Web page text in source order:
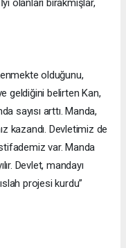
olanları bırakmışlar,
olduğunu,
geldiğini belirten Kan,
sayısı arttı. Manda,
kazandı. Devletimiz de
var. Manda
Devlet, mandayı
projesi kurdu”